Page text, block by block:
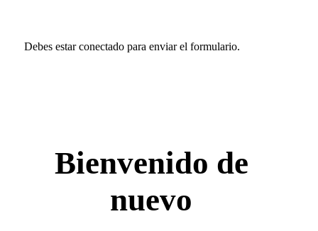
Debes estar conectado para enviar el formulario.
Bienvenido de
nuevo